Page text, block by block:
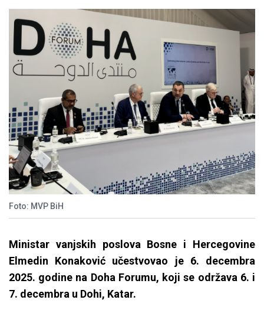
Foto: MVP BiH
Ministar vanjskih poslova Bosne i Hercegovine
Elmedin Konaković učestvovao je 6. decembra
2025. godine na Doha Forumu, koji se održava 6. i
7. decembra u Dohi, Katar.